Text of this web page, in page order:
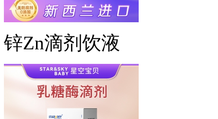
锌Zn滴剂饮液